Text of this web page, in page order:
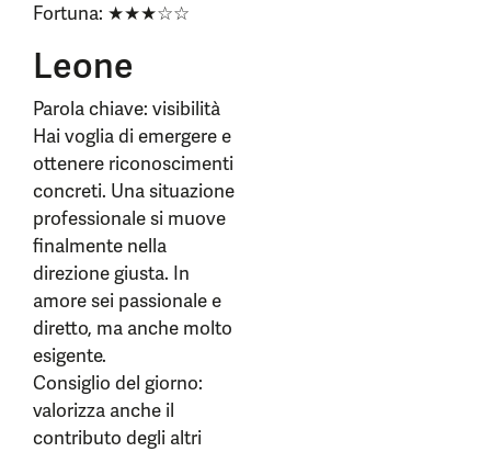
Fortuna: ★★★☆☆
Leone
Parola chiave: visibilità
Hai voglia di emergere e
ottenere riconoscimenti
concreti. Una situazione
professionale si muove
finalmente nella
direzione giusta. In
amore sei passionale e
diretto, ma anche molto
esigente.
Consiglio del giorno:
valorizza anche il
contributo degli altri